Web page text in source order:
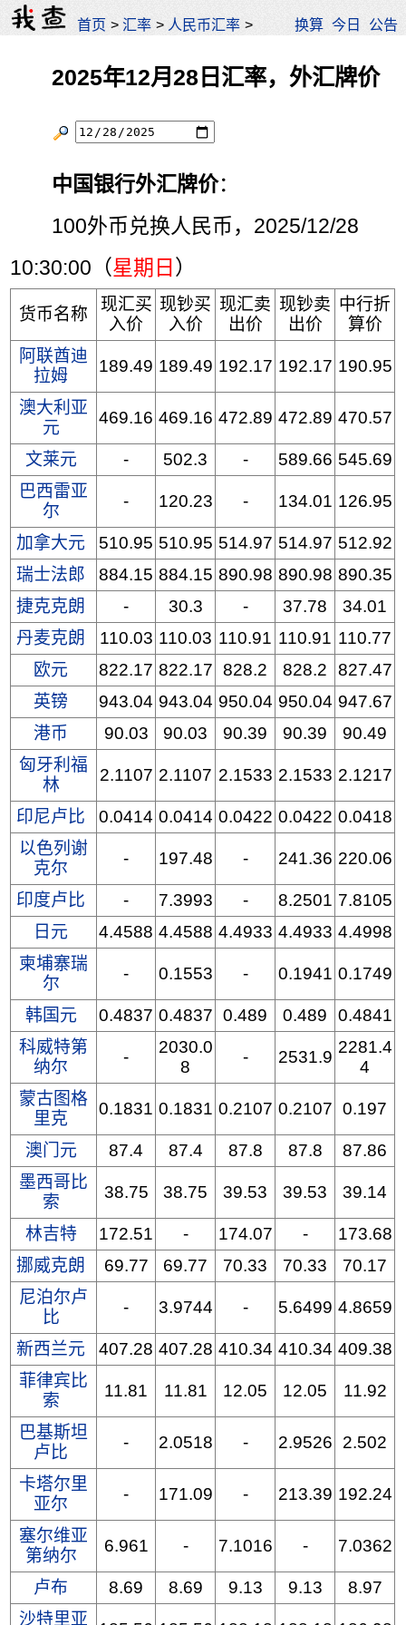
首页 >汇率 > 人民币汇率 > 换算 今日 公告
2025年12月28日汇率，外汇牌价
中国银行外汇牌价：
100外币兑换人民币，2025/12/28
10:30:00（星期日 ）
货币名称
现汇买
入价
现钞买
入价
现汇卖
出价
现钞卖
出价
中行折
算价
阿联酋迪
拉姆
189.49 189.49 192.17 192.17 190.95
澳大利亚
元
469.16 469.16 472.89 472.89 470.57
文莱元 - 502.3 - 589.66 545.69
巴西雷亚
尔
- 120.23 - 134.01 126.95
加拿大元 510.95 510.95 514.97 514.97 512.92
瑞士法郎
884.15 884.15 890.98 890.98 890.35
捷克克朗
- 30.3 - 37.78
34.01
丹麦克朗
110.03 110.03 110.91 110.91 110.77
欧元
822.17 822.17 828.2 828.2
827.47
英镑
943.04 943.04 950.04 950.04 947.67
港币
90.03 90.03 90.39 90.39
90.49
匈牙利福
林
2.1107 2.1107 2.1533 2.1533 2.1217
印尼卢比 0.0414 0.0414 0.0422 0.0422 0.0418
以色列谢
克尔
- 197.48 - 241.36 220.06
印度卢比 - 7.3993 - 8.2501 7.8105
日元
4.4588 4.4588 4.4933 4.4933 4.4998
柬埔寨瑞
尔
- 0.1553 - 0.1941 0.1749
韩国元 0.4837 0.4837 0.489 0.489
0.4841
科威特第
纳尔
-
2030.0
8
- 2531.9
2281.4
4
蒙古图格
里克
0.1831 0.1831 0.2107 0.2107 0.197
澳门元 87.4 87.4 87.8 87.8
87.86
墨西哥比
索
38.75 38.75 39.53 39.53 39.14
林吉特 172.51 - 174.07 -
173.68
挪威克朗
69.77 69.77 70.33 70.33
70.17
尼泊尔卢
比
- 3.9744 - 5.6499 4.8659
新西兰元 407.28 407.28 410.34 410.34 409.38
菲律宾比
索
11.81 11.81 12.05 12.05 11.92
巴基斯坦
卢比
- 2.0518 - 2.9526 2.502
卡塔尔里
亚尔
- 171.09 - 213.39 192.24
塞尔维亚
第纳尔
6.961 - 7.1016 - 7.0362
卢布 8.69 8.69 9.13 9.13
8.97
沙特里亚